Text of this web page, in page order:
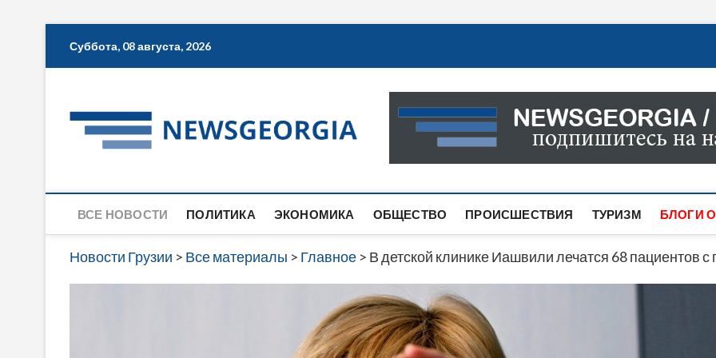
Суббота, 08 августа, 2026
Новости Грузии
САМАЯ АКТУАЛЬНАЯ ИНФОРМАЦИЯ О СОБЫТИЯХ
САЙТЕ ВЫ НАЙДЕТЕ НОВОСТИ ПОЛИТИКИ,
ВСЕ НОВОСТИ ПОЛИТИКА ЭКОНОМИКА ОБЩЕСТВО ПРОИСШЕСТВИЯ ТУРИЗМ БЛОГИ
Новости Грузии > Все материалы > Главное > В детской клинике Иашвили лечатся 68 пациентов с